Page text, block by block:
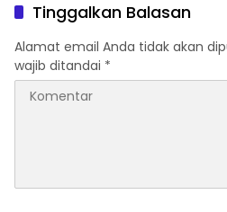
Tinggalkan Balasan
Alamat email Anda tidak akan
wajib ditandai *